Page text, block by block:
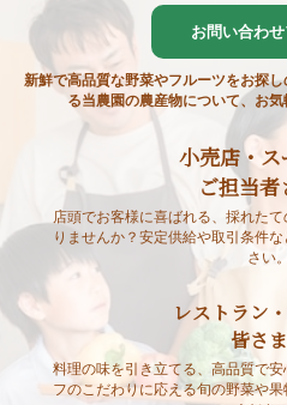
お問い合わ
新鮮で高品質な野菜やフルーツをお探
る当農園の農産物について、お気
小売店・ス
ご担当
店頭でお客様に喜ばれる、採れた
りませんか？安定供給や取引条件
さい。
レストラン
皆さ
料理の味を引き立てる、高品質で
フのこだわりに応える旬の野菜や